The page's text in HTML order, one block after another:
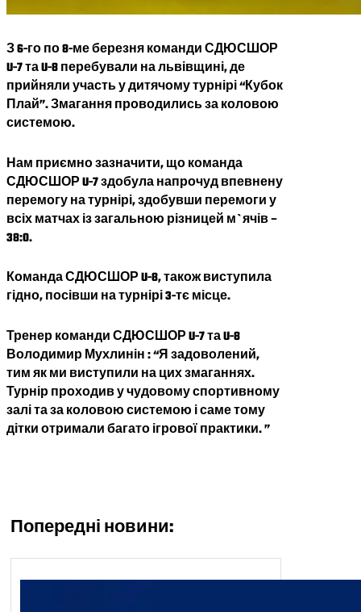
З 6-го по 8-ме березня команди СДЮСШОР
U-7 та U-8 перебували на львівщині, де
прийняли участь у дитячому турнірі “Кубок
Плай”. Змагання проводились за коловою
системою.
Нам приємно зазначити, що команда
СДЮСШОР U-7 здобула напрочуд впевнену
перемогу на турнірі, здобувши перемоги у
всіх матчах із загальною різницей м`ячів –
38:0.
Команда СДЮСШОР U-8, також виступила
гідно, посівши на турнірі 3-тє місце.
Тренер команди СДЮСШОР U-7 та U-8
Володимир Мухлинін : “Я задоволений,
тим як ми виступили на цих змаганнях.
Турнір проходив у чудовому спортивному
залі та за коловою системою і саме тому
дітки отримали багато ігрової практики. ”
Попередні новини: